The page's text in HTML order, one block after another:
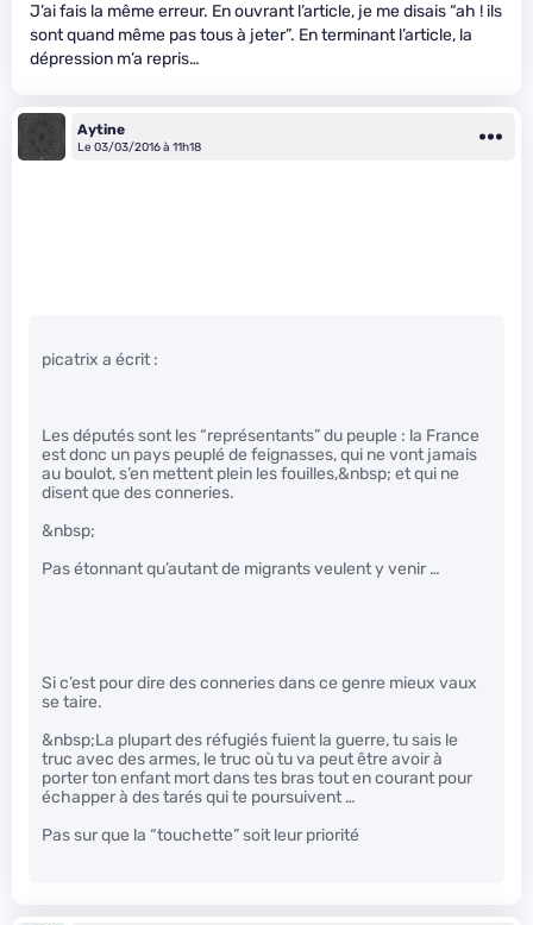
J’ai fais la même erreur. En ouvrant l’article, je me disais “ah ! ils
sont quand même pas tous à jeter”. En terminant l’article, la
dépression m’a repris…
Aytine
Le 03/03/2016 à 11h18
picatrix a écrit :
Les députés sont les “représentants” du peuple : la France
est donc un pays peuplé de feignasses, qui ne vont jamais
au boulot, s’en mettent plein les fouilles,&nbsp; et qui ne
disent que des conneries.
&nbsp;
Pas étonnant qu’autant de migrants veulent y venir …
Si c’est pour dire des conneries dans ce genre mieux vaux
se taire.
&nbsp;La plupart des réfugiés fuient la guerre, tu sais le
truc avec des armes, le truc où tu va peut être avoir à
porter ton enfant mort dans tes bras tout en courant pour
échapper à des tarés qui te poursuivent …
Pas sur que la “touchette” soit leur priorité